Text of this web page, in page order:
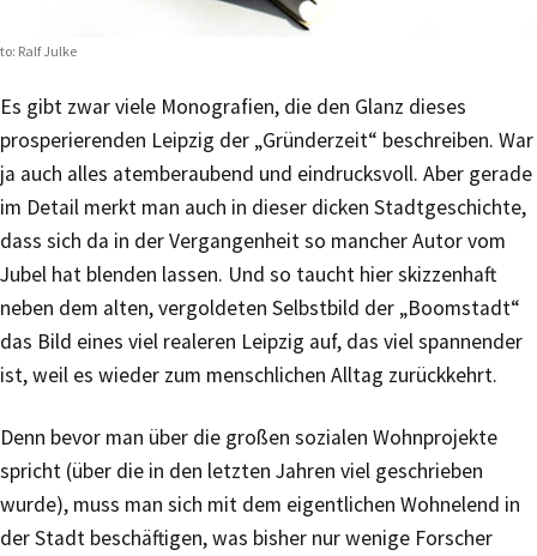
Ralf Julke
Es gibt zwar viele Monografien, die den Glanz dieses
prosperierenden Leipzig der „Gründerzeit“ beschreiben. War
ja auch alles atemberaubend und eindrucksvoll. Aber gerade
im Detail merkt man auch in dieser dicken Stadtgeschichte,
dass sich da in der Vergangenheit so mancher Autor vom
Jubel hat blenden lassen. Und so taucht hier skizzenhaft
neben dem alten, vergoldeten Selbstbild der „Boomstadt“
das Bild eines viel realeren Leipzig auf, das viel spannender
ist, weil es wieder zum menschlichen Alltag zurückkehrt.
Denn bevor man über die großen sozialen Wohnprojekte
spricht (über die in den letzten Jahren viel geschrieben
wurde), muss man sich mit dem eigentlichen Wohnelend in
der Stadt beschäftigen, was bisher nur wenige Forscher